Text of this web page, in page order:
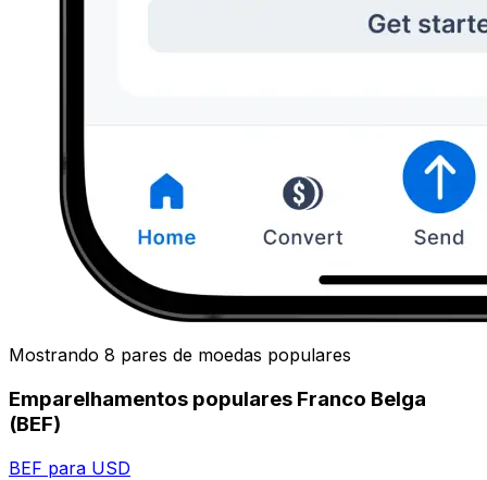
Mostrando 8 pares de moedas populares
Emparelhamentos populares Franco Belga
(BEF)
BEF para USD